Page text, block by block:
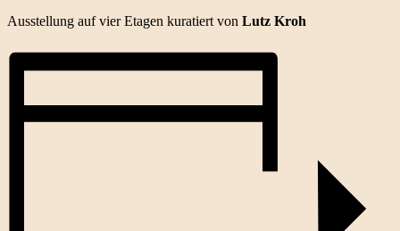
Ausstellung auf vier Etagen kuratiert von Lutz Kroh